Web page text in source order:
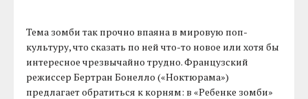
Тема зомби так прочно впаяна в мировую поп-
культуру, что сказать по ней что-то новое или хотя бы
интересное чрезвычайно трудно. Французский
режиссер Бертран Бонелло («Ноктюрама»)
предлагает обратиться к корням: в «Ребенке зомби»